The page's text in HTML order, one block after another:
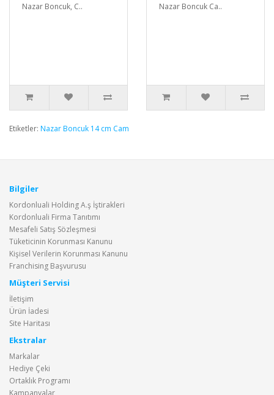
Nazar Boncuk, C.. Nazar Boncuk Ca..
Etiketler: Nazar Boncuk 14 cm Cam
Bilgiler
Kordonluali Holding A.ş İştirakleri
Kordonluali Firma Tanıtımı
Mesafeli Satış Sözleşmesi
Tüketicinin Korunması Kanunu
Kişisel Verilerin Korunması Kanunu
Franchising Başvurusu
Müşteri Servisi
İletişim
Ürün İadesi
Site Haritası
Ekstralar
Markalar
Hediye Çeki
Ortaklık Programı
Kampanyalar